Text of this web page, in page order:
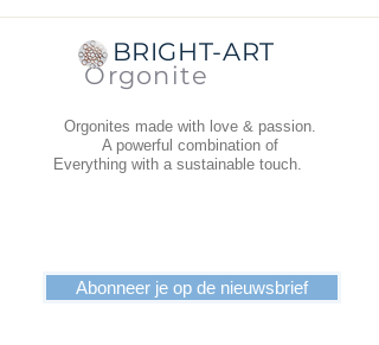
Dikte: 1 cm
Gewicht: 41 gram.BRIGHT-ART
Orgonite
Orgonites made with love & passion.
A powerful combination of
Everything with a sustainable touch.
Abonneer je op de nieuwsbrief